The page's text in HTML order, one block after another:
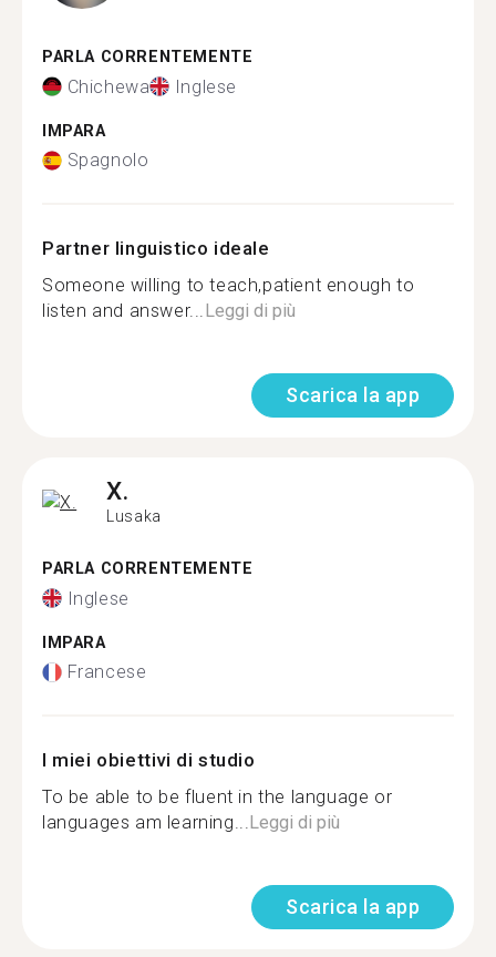
PARLA CORRENTEMENTE
Chichewa Inglese
IMPARA
Spagnolo
Partner linguistico ideale
Someone willing to teach,patient enough to
listen and answer...Leggi di più
Scarica la app
X.
Lusaka
PARLA CORRENTEMENTE
Inglese
IMPARA
Francese
I miei obiettivi di studio
To be able to be fluent in the language or
languages am learning...Leggi di più
Scarica la app